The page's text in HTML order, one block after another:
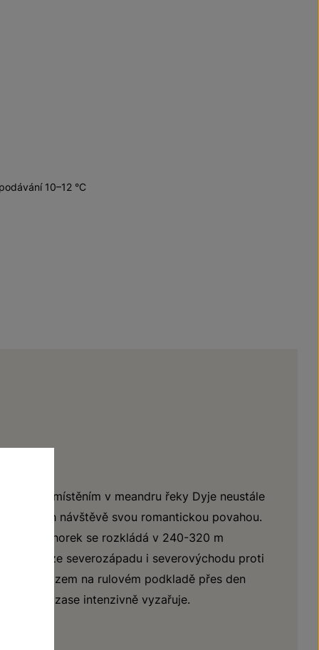
10–12 °C
umístěním v meandru řeky Dyje neustále
jejich návštěvě svou romantickou povahou.
pahorek se rozkládá v 240-320 m
ze severozápadu i severovýchodu proti
hnědozem na rulovém podkladě přes den
v noci je zase intenzivně vyzařuje.